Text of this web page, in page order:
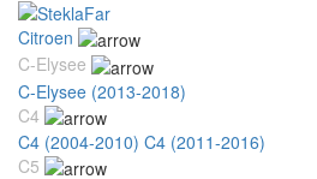
Citroen
C-Elysee
C-Elysee (2013-2018)
C4
C4 (2004-2010) C4 (2011-2016)
C5